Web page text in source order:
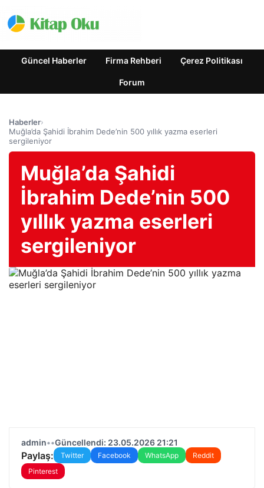
Güncel Haberler Firma Rehberi Çerez Politikası
Forum
Haberler›
Muğla’da Şahidi İbrahim Dede’nin 500 yıllık yazma eserleri
sergileniyor
Muğla’da Şahidi
İbrahim Dede’nin 500
yıllık yazma eserleri
sergileniyor
admin••Güncellendi: 23.05.2026 21:21
Paylaş: Twitter Facebook WhatsApp
Reddit
Pinterest